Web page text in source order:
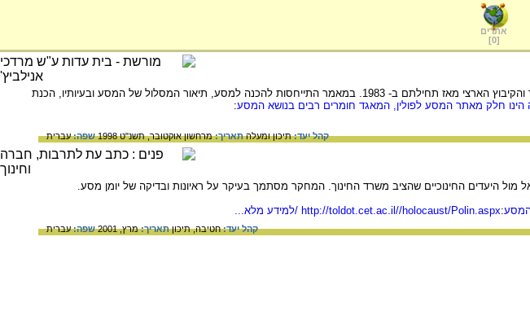
אתרים
[
0
]
ניתוח התהליכים שעברו על המסע לפולין במסגרת תנועת השומר הצעיר והקיבוץ הארצי מאז תחילתם ב- 1983. במאמר התייחסות להכנה למסע, תיאור המסלול של המסע ובעיותיו, הכנת
הינו חלק מאתר המסע לפולין, המאגד חומרים רבים בנושא המסע:
קהל יעד:תיכון ומעלהתאריך:מרחשון אוקטובר, תשנ"ט 1998 שפה:עברית
היעדים החינוכיים שהציב משרד החינוך. המחקר מסתמך בעיקר על ראיונות ובדיקה של יומן מסע.
המסע:
http://toldot.cet.ac.il//holocaust/Polin.aspx /למידע מלא...
קהל יעד:חטיבה,תיכוןתאריך:מרץ, 2001 שפה:עברית